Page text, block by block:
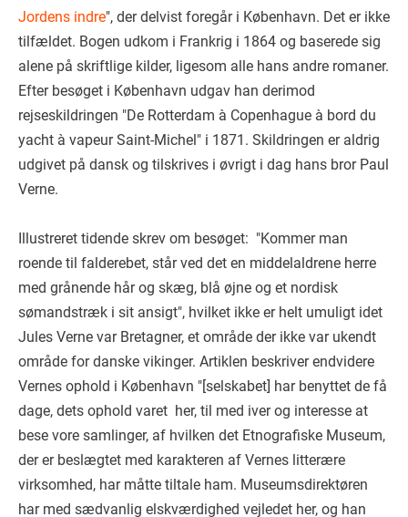
Jordens indre", der delvist foregår i København. Det er ikke
tilfældet. Bogen udkom i Frankrig i 1864 og baserede sig
alene på skriftlige kilder, ligesom alle hans andre romaner.
Efter besøget i København udgav han derimod
rejseskildringen "De Rotterdam à Copenhague à bord du
yacht à vapeur Saint-Michel" i 1871. Skildringen er aldrig
udgivet på dansk og tilskrives i øvrigt i dag hans bror Paul
Verne.
Illustreret tidende skrev om besøget: "Kommer man
roende til falderebet, står ved det en middelaldrene herre
med grånende hår og skæg, blå øjne og et nordisk
sømandstræk i sit ansigt", hvilket ikke er helt umuligt idet
Jules Verne var Bretagner, et område der ikke var ukendt
område for danske vikinger. Artiklen beskriver endvidere
Vernes ophold i København "[selskabet] har benyttet de få
dage, dets ophold varet her, til med iver og interesse at
bese vore samlinger, af hvilken det Etnografiske Museum,
der er beslægtet med karakteren af Vernes litterære
virksomhed, har måtte tiltale ham. Museumsdirektøren
har med sædvanlig elskværdighed vejledet her, og han